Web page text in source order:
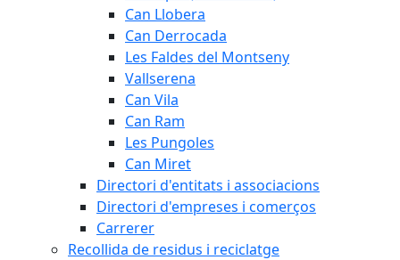
Can Llobera
Can Derrocada
Les Faldes del Montseny
Vallserena
Can Vila
Can Ram
Les Pungoles
Can Miret
Directori d'entitats i associacions
Directori d'empreses i comerços
Carrerer
Recollida de residus i reciclatge